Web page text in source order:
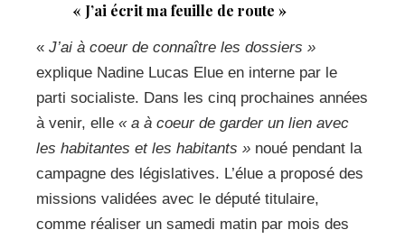
« J’ai écrit ma feuille de route »
« J’ai à coeur de connaître les dossiers »
explique Nadine Lucas Elue en interne par le
parti socialiste. Dans les cinq prochaines années
à venir, elle « a à coeur de garder un lien avec
les habitantes et les habitants » noué pendant la
campagne des législatives. L’élue a proposé des
missions validées avec le député titulaire,
comme réaliser un samedi matin par mois des